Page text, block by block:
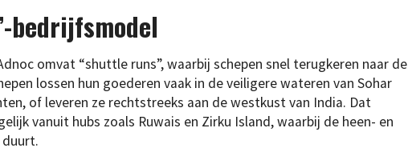
bedrijfsmodel
omvat “shuttle runs”, waarbij schepen snel terugkeren naar de
lossen hun goederen vaak in de veiligere wateren van Sohar
of leveren ze rechtstreeks aan de westkust van India. Dat
vanuit hubs zoals Ruwais en Zirku Island, waarbij de heen- en